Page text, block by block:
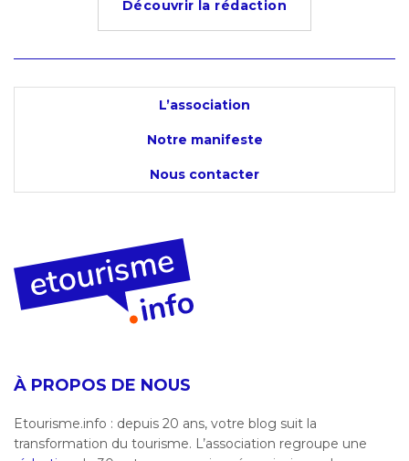
Découvrir la rédaction
L’association
Notre manifeste
Nous contacter
À PROPOS DE NOUS
Etourisme.info : depuis 20 ans, votre blog suit la
transformation du tourisme. L’association regroupe une